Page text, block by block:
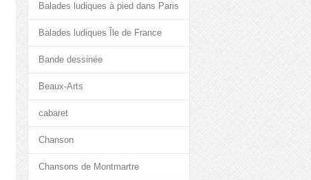
Balades ludiques à pied dans Paris
Balades ludiques Île de France
Bande dessinée
Beaux-Arts
cabaret
Chanson
Chansons de Montmartre